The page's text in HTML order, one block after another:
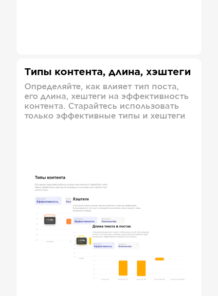
Типы контента, длина, хэштеги
Определяйте, как влияет тип поста,
его длина, хештеги на эффективность
контента. Старайтесь использовать
только эффективные типы и хештеги